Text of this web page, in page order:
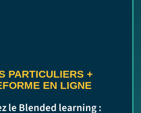
PARTICULIERS +
EN LIGNE
le Blended learning :